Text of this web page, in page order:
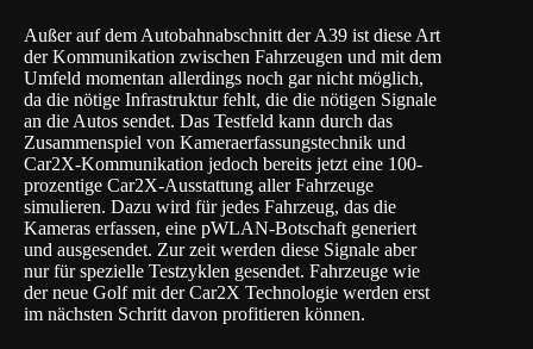
Außer auf dem Autobahnabschnitt der A39 ist diese Art
der Kommunikation zwischen Fahrzeugen und mit dem
Umfeld momentan allerdings noch gar nicht möglich,
da die nötige Infrastruktur fehlt, die die nötigen Signale
an die Autos sendet. Das Testfeld kann durch das
Zusammenspiel von Kameraerfassungstechnik und
Car2X-Kommunikation jedoch bereits jetzt eine 100-
prozentige Car2X-Ausstattung aller Fahrzeuge
simulieren. Dazu wird für jedes Fahrzeug, das die
Kameras erfassen, eine pWLAN-Botschaft generiert
und ausgesendet. Zur zeit werden diese Signale aber
nur für spezielle Testzyklen gesendet. Fahrzeuge wie
der neue Golf mit der Car2X Technologie werden erst
im nächsten Schritt davon profitieren können.